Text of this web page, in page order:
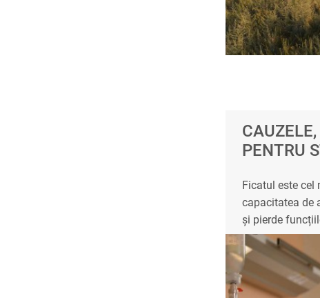
PENTRU
Ficatul este cel
capacitatea de
și pierde